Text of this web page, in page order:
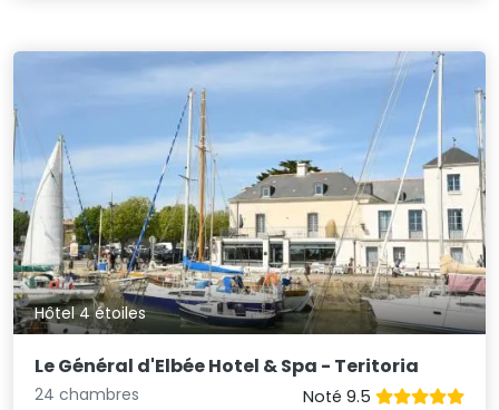
Hôtel 4 étoiles
Le Général d'Elbée Hotel & Spa - Teritoria
24 chambres
Noté 9.5